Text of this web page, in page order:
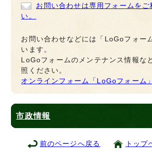
お問い合わせは専用フォームをご
い。
お問い合わせなどには「LoGoフォー
います。
LoGoフォームのメンテナンス情報な
照ください。
オンラインフォーム「LoGoフォーム
市政情報
前のページへ戻る トップ